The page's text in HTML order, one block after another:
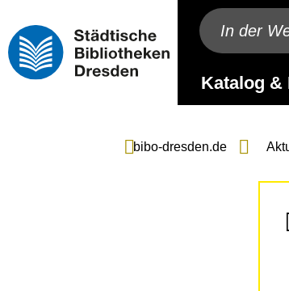
Katalog &
bibo-dresden.de